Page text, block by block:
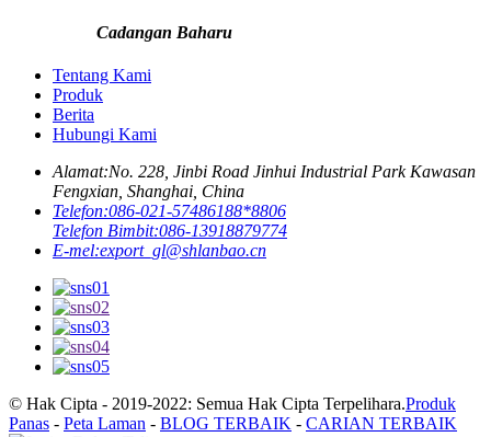
Cadangan Baharu
Tentang Kami
Produk
Berita
Hubungi Kami
Alamat:No. 228, Jinbi Road Jinhui Industrial Park Kawasan
Fengxian, Shanghai, China
Telefon:086-021-57486188*8806
Telefon Bimbit:086-13918879774
E-mel:export_gl@shlanbao.cn
© Hak Cipta - 2019-2022: Semua Hak Cipta Terpelihara.Produk
Panas - Peta Laman - BLOG TERBAIK - CARIAN TERBAIK